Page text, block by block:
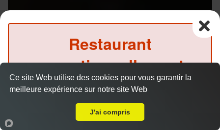
Menu V1 - Gyoza
Accueil Panier Compte
Restaurant
exceptionnellement
fermé ce soir
(Précommande possible)
Ce site Web utilise des cookies pour vous garantir la
meilleure expérience sur notre site Web
J'ai compris